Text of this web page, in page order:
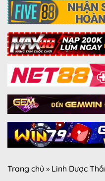
Trang chủ » Linh Dược